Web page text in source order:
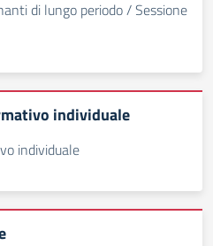
di lungo periodo / Sessione
individuale
individuale